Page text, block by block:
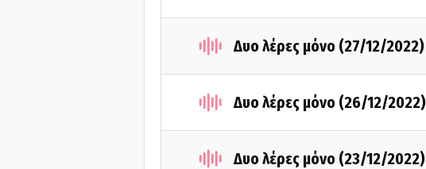
Δυο λέρες μόνο (27/12/2022)
Δυο λέρες μόνο (26/12/2022)
Δυο λέρες μόνο (23/12/2022)